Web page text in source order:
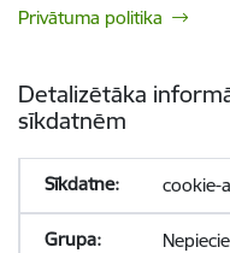
Privātuma politika
Detalizētāka
sīkdatnēm
cookie-